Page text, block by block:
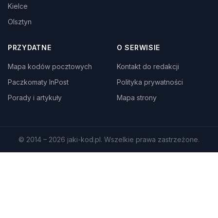
Kielce
Olsztyn
PRZYDATNE
Mapa kodów pocztowych
Paczkomaty InPost
Porady i artykuły
O SERWISIE
Kontakt do redakcji
Polityka prywatności
Mapa strony
© 2014 – 2026 jaki-kod.pl. Wszelkie prawa zastrzeżone.